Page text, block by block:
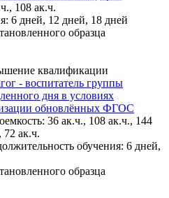
108 ак.ч.
6 дней, 12 дней, 18 дней
образца
квалификации
- воспитатель группы
дня в условиях
обновлённых ФГОС
36 ак.ч., 108 ак.ч., 144
72 ак.ч.
обучения: 6 дней,
образца